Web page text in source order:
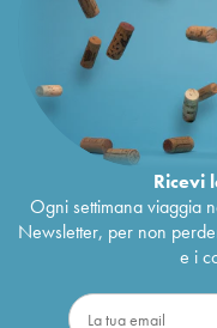
Ricevi
Ogni settimana viaggia
Newsletter, per non
e i